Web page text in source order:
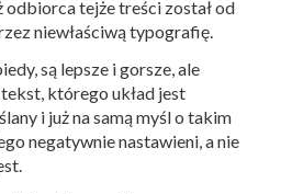
odbiorca tejże treści został od
niewłaściwą typografię.
są lepsze i gorsze, ale
którego układ jest
i już na samą myśl o takim
negatywnie nastawieni, a nie